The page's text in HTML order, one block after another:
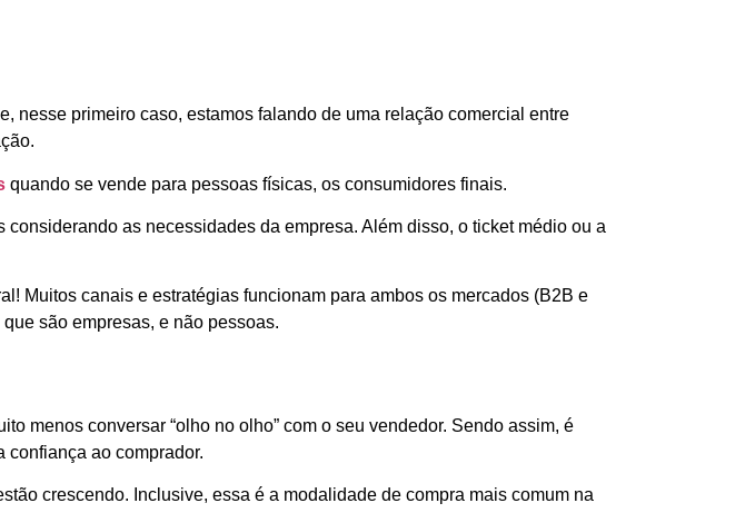
nesse primeiro caso, estamos falando de uma relação comercial entre
quando se vende para pessoas físicas, os consumidores finais.
as necessidades da empresa. Além disso, o ticket médio ou a
Muitos canais e estratégias funcionam para ambos os mercados (B2B e
são empresas, e não pessoas.
menos conversar “olho no olho” com o seu vendedor. Sendo assim, é
confiança ao comprador.
crescendo. Inclusive, essa é a modalidade de compra mais comum na